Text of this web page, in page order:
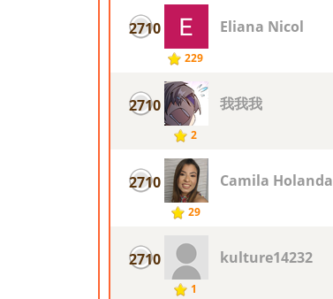
2710
229
Eliana Nicol
2710
2
我我我
2710
29
Camila Holanda
2710
1
kulture14232